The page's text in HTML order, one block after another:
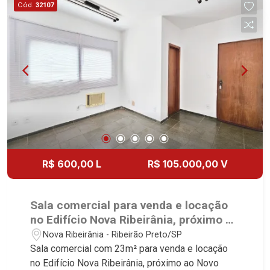
Cód. 32107
R$ 600,00 L R$ 105.000,00 V
Sala comercial para venda e locação
no Edifício Nova Ribeirânia, próximo ao
Novo Shopping - Ribeirão Preto/SP.
Nova Ribeirânia - Ribeirão Preto/SP
Sala comercial com 23m² para venda e locação
no Edifício Nova Ribeirânia, próximo ao Novo